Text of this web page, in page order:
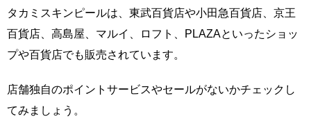
タカミスキンピールは、東武百貨店や小田急百貨店、京王
百貨店、高島屋、マルイ、ロフト、PLAZAといったショッ
プや百貨店でも販売されています。
店舗独自のポイントサービスやセールがないかチェックし
てみましょう。